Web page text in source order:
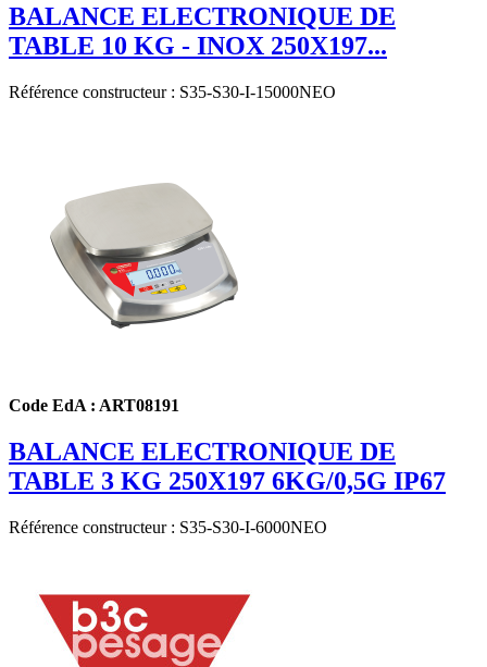
BALANCE ELECTRONIQUE DE
TABLE 10 KG - INOX 250X197...
Référence constructeur : S35-S30-I-15000NEO
Code EdA : ART08191
BALANCE ELECTRONIQUE DE
TABLE 3 KG 250X197 6KG/0,5G IP67
Référence constructeur : S35-S30-I-6000NEO